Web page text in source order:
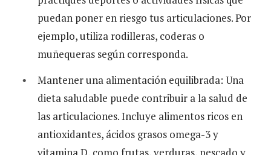
puedan poner en riesgo tus articulaciones. Por
ejemplo, utiliza rodilleras, coderas o
muñequeras según corresponda.
Mantener una alimentación equilibrada: Una
dieta saludable puede contribuir a la salud de
las articulaciones. Incluye alimentos ricos en
antioxidantes, ácidos grasos omega-3 y